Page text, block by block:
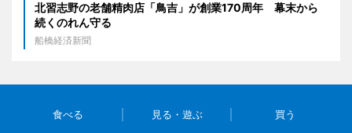
北習志野の老舗精肉店「鳥吉」が創業170周年 幕末から
続くのれん守る
船橋経済新聞
食べる 見る・遊ぶ 買う